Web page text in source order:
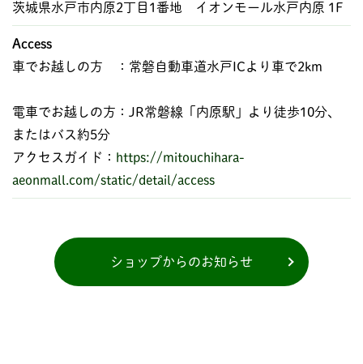
茨城県水戸市内原2丁目1番地 イオンモール水戸内原 1F
Access
車でお越しの方 ：常磐自動車道水戸ICより車で2km
電車でお越しの方：JR常磐線「内原駅」より徒歩10分、
またはバス約5分
アクセスガイド： https://mitouchihara-
aeonmall.com/static/detail/access
ショップからのお知らせ